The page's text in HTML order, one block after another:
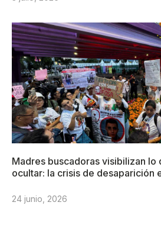
Madres buscadoras visibilizan lo
ocultar: la crisis de desaparición
24 junio, 2026